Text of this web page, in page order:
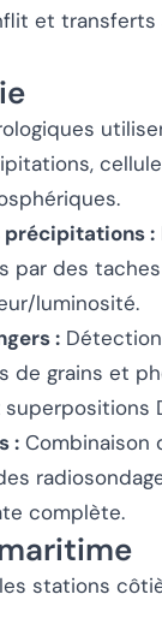
et transferts
précipitations :
par des
luminosité.
:
de grains et
superpositions
: Combinaison
complète.
stations